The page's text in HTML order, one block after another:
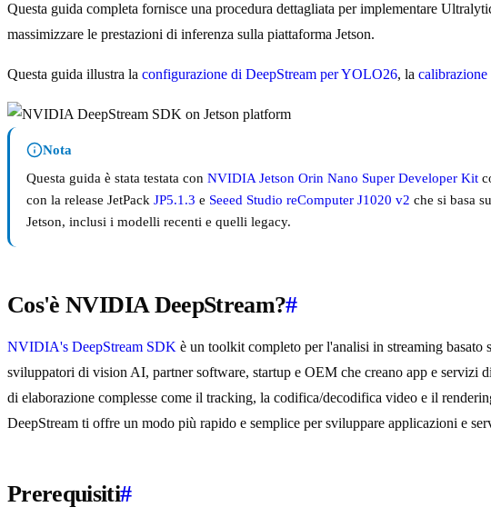
Questa guida completa fornisce una procedura dettagliata per implementare
massimizzare le prestazioni di inferenza sulla piattaforma Jetson.
Questa guida illustra la configurazione di DeepStream per YOLO26, la
Nota
Questa guida è stata testata con NVIDIA Jetson Orin Nano Super Developer Kit
con la release JetPack JP5.1.3 e Seeed Studio reComputer J1020 v2 che si basa
Jetson, inclusi i modelli recenti e quelli legacy.
Cos'è NVIDIA DeepStream?#
NVIDIA's DeepStream SDK è un toolkit completo per l'analisi in streaming
sviluppatori di vision AI, partner software, startup e OEM che creano app e
di elaborazione complesse come il tracking, la codifica/decodifica video e il
DeepStream ti offre un modo più rapido e semplice per sviluppare applicazioni e
Prerequisiti#